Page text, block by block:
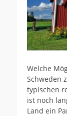
Welche
Schweden
typischen
ist noch
Land ein